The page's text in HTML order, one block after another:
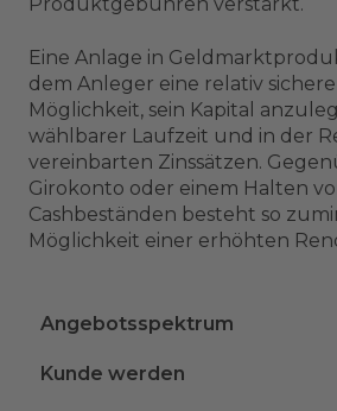
Eine Anlage in
dem Anleger eine relativ
Möglichkeit, sein Kapital
wählbarer Laufzeit und in der
vereinbarten Zinssätzen.
Girokonto oder einem Halten
Cashbeständen besteht so
Möglichkeit einer erhöhten
Angebotsspektrum
Kunde werden